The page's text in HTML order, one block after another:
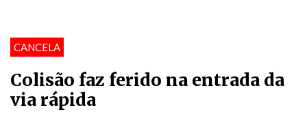
CANCELA
Colisão faz ferido na entrada da
via rápida